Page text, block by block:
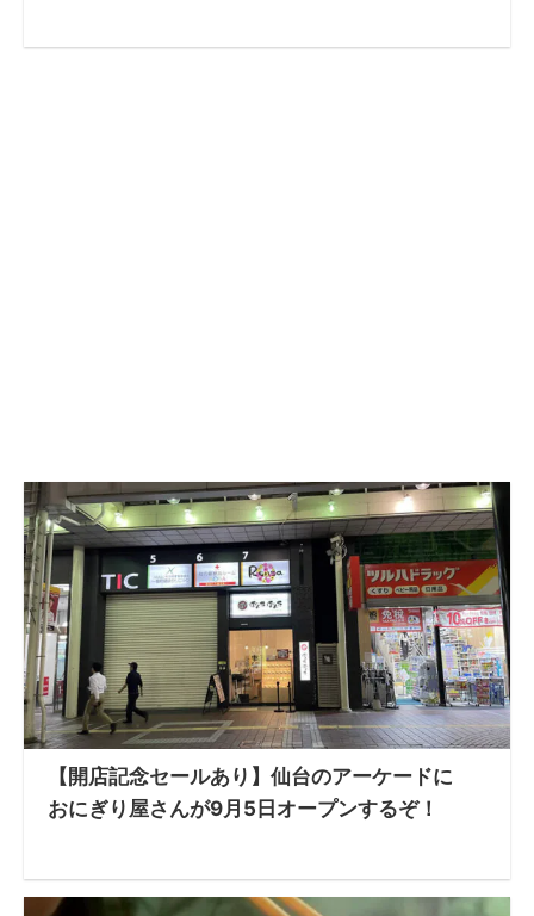
【開店記念セールあり】仙台のアーケードに
おにぎり屋さんが9月5日オープンするぞ！